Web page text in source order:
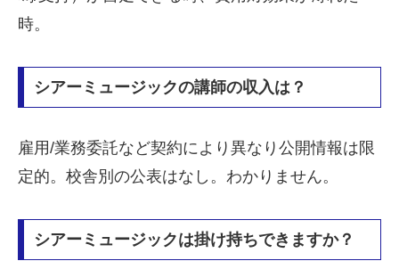
時。
シアーミュージックの講師の収入は？
雇用/業務委託など契約により異なり公開情報は限
定的。校舎別の公表はなし。わかりません。
シアーミュージックは掛け持ちできますか？